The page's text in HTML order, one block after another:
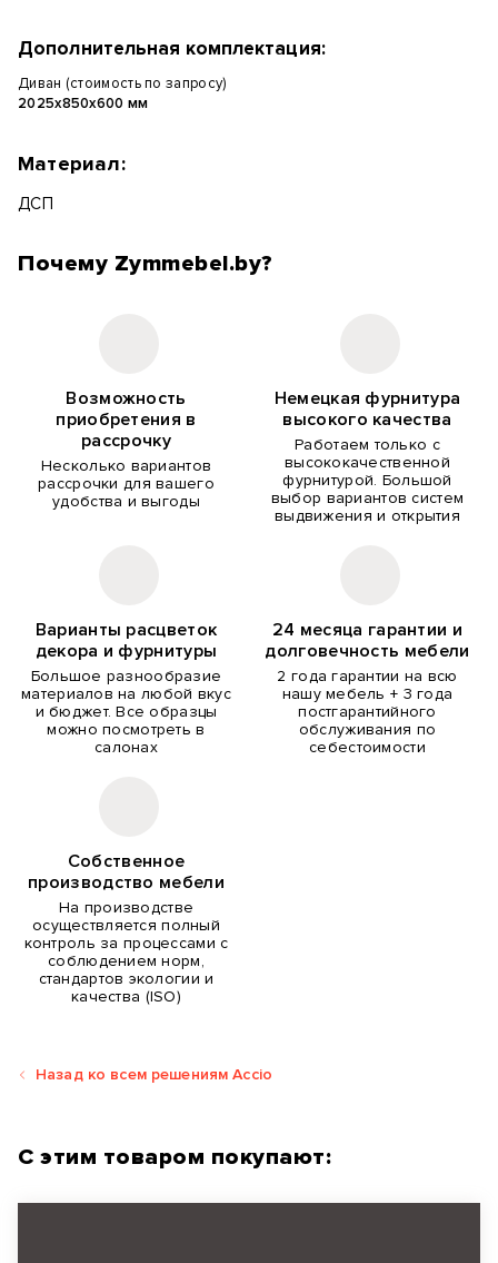
Дополнительная комплектация:
Диван (стоимость по запросу)
2025х850х600 мм
Материал:
ДСП
Почему Zymmebel.by?
Возможность
приобретения в
рассрочку
Несколько вариантов
рассрочки для вашего
удобства и выгоды
Немецкая фурнитура
высокого качества
Работаем только с
высококачественной
фурнитурой. Большой
выбор вариантов систем
выдвижения и открытия
Варианты расцветок
декора и фурнитуры
Большое разнообразие
материалов на любой вкус
и бюджет. Все образцы
можно посмотреть в
салонах
24 месяца гарантии и
долговечность мебели
2 года гарантии на всю
нашу мебель + 3 года
постгарантийного
обслуживания по
себестоимости
Собственное
производство мебели
На производстве
осуществляется полный
контроль за процессами с
соблюдением норм,
стандартов экологии и
качества (ISO)
Назад ко всем решениям Accio
С этим товаром покупают: